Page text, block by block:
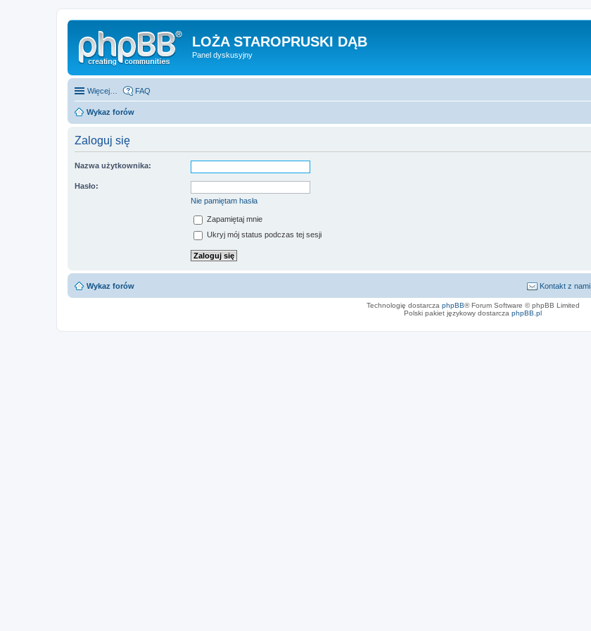
LOŻA STAROPRUSKI DĄB
Panel dyskusyjny
Więcej… FAQ
Wykaz forów
Zaloguj się
Nazwa użytkownika:
Hasło:
Nie pamiętam hasła
Zapamiętaj mnie
Ukryj mój status podczas tej sesji
Wykaz forów Kontakt z nami
Technologię dostarcza phpBB® Forum Software © phpBB Limited
Polski pakiet językowy dostarcza phpBB.pl